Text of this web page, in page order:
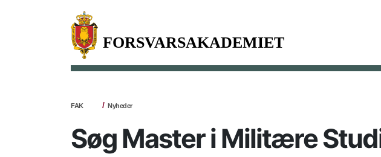
FAK Nyheder
Søg Master i Militære